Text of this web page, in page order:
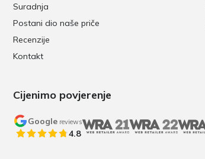
Suradnja
Postani dio naše priče
Recenzije
Kontakt
Cijenimo povjerenje
Google reviews
4.8